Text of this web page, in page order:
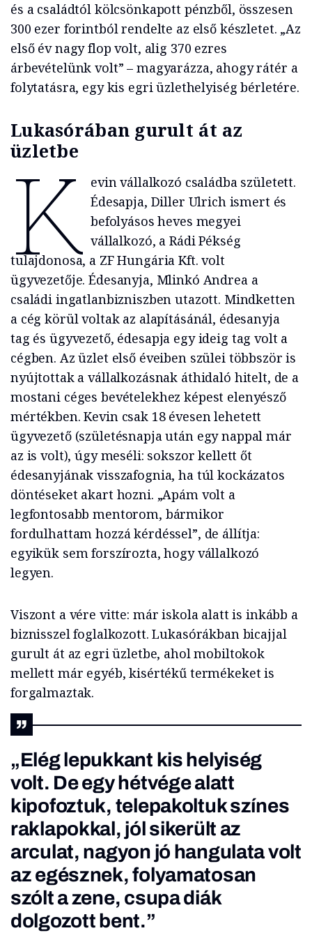
és a családtól kölcsönkapott pénzből, összesen
300 ezer forintból rendelte az első készletet. „Az
első év nagy flop volt, alig 370 ezres
árbevételünk volt” – magyarázza, ahogy rátér a
folytatásra, egy kis egri üzlethelyiség bérletére.
Lukasórában gurult át az
üzletbe
K
evin vállalkozó családba született.
Édesapja, Diller Ulrich ismert és
befolyásos heves megyei
vállalkozó, a Rádi Pékség
tulajdonosa, a ZF Hungária Kft. volt
ügyvezetője. Édesanyja, Mlinkó Andrea a
családi ingatlanbizniszben utazott. Mindketten
a cég körül voltak az alapításánál, édesanyja
tag és ügyvezető, édesapja egy ideig tag volt a
cégben. Az üzlet első éveiben szülei többször is
nyújtottak a vállalkozásnak áthidaló hitelt, de a
mostani céges bevételekhez képest elenyésző
mértékben. Kevin csak 18 évesen lehetett
ügyvezető (születésnapja után egy nappal már
az is volt), úgy meséli: sokszor kellett őt
édesanyjának visszafognia, ha túl kockázatos
döntéseket akart hozni. „Apám volt a
legfontosabb mentorom, bármikor
fordulhattam hozzá kérdéssel”, de állítja:
egyikük sem forszírozta, hogy vállalkozó
legyen.
Viszont a vére vitte: már iskola alatt is inkább a
biznisszel foglalkozott. Lukasórákban bicajjal
gurult át az egri üzletbe, ahol mobiltokok
mellett már egyéb, kisértékű termékeket is
forgalmaztak.
„Elég lepukkant kis helyiség
volt. De egy hétvége alatt
kipofoztuk, telepakoltuk színes
raklapokkal, jól sikerült az
arculat, nagyon jó hangulata volt
az egésznek, folyamatosan
szólt a zene, csupa diák
dolgozott bent.”